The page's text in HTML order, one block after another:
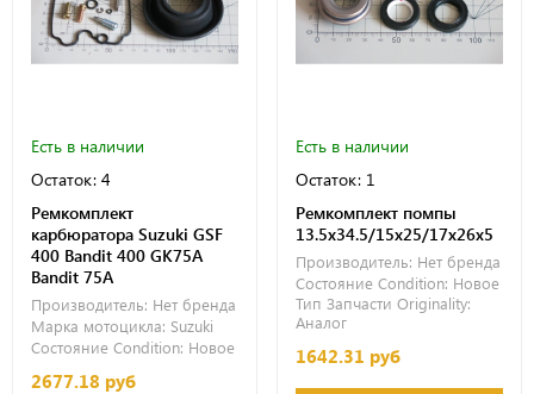
Есть в наличии
Остаток: 4
Ремкомплект
карбюратора Suzuki GSF
400 Bandit 400 GK75A
Bandit 75A
Производитель: Нет бренда
Марка мотоцикла: Suzuki
Состояние Condition: Новое
2677.18 руб
Есть в наличии
Остаток: 1
Ремкомплект помпы
13.5x34.5/15x25/17x26x5
Производитель: Нет бренда
Состояние Condition: Новое
Тип Запчасти Originality:
Аналог
1642.31 руб